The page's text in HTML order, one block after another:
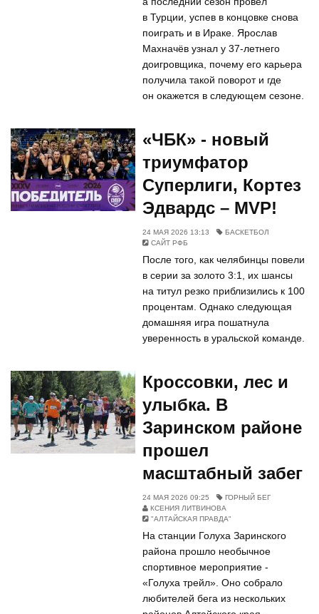
в Турции, успев в концовке снова
поиграть и в Ираке. Ярослав
Махначёв узнал у 37-летнего
доигровщика, почему его карьера
получила такой поворот и где
он окажется в следующем сезоне.
«ЧБК» - новый
триумфатор
Суперлиги, Кортез
Эдвардс – MVP!
24 МАЯ 2026 13:13
БАСКЕТБОЛ
САЙТ РФБ
После того, как челябинцы повели
в серии за золото 3:1, их шансы
на титул резко приблизились к 100
процентам. Однако следующая
домашняя игра пошатнула
уверенность в уральской команде.
Кроссовки, лес и
улыбка. В
Заринском районе
прошел
масштабный забег
24 МАЯ 2026 09:25
ГОРНЫЙ БЕГ
КСЕНИЯ ЛИТВИНОВА
"АЛТАЙСКАЯ ПРАВДА"
На станции Голуха Заринского
района прошло необычное
спортивное мероприятие -
«Голуха трейл». Оно собрало
любителей бега из нескольких